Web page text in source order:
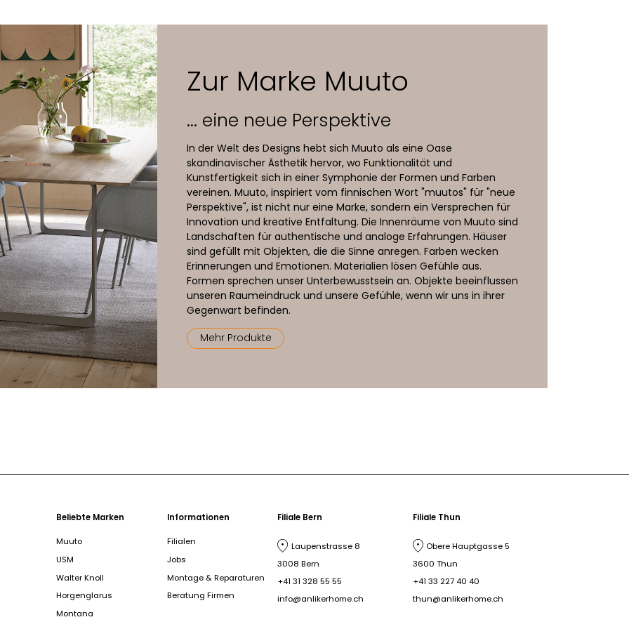
Anthracite Black, Grey oder Stained Dark Brown
Zur Marke Muuto
... eine neue Perspektive
In der Welt des Designs hebt sich Muuto als eine Oase
skandinavischer Ästhetik hervor, wo Funktionalität und
Kunstfertigkeit sich in einer Symphonie der Formen und Farben
vereinen. Muuto, inspiriert vom finnischen Wort "muutos" für "neue
Perspektive", ist nicht nur eine Marke, sondern ein Versprechen für
Innovation und kreative Entfaltung. Die Innenräume von Muuto sind
Landschaften für authentische und analoge Erfahrungen. Häuser
sind gefüllt mit Objekten, die die Sinne anregen. Farben wecken
Erinnerungen und Emotionen. Materialien lösen Gefühle aus.
Formen sprechen unser Unterbewusstsein an. Objekte beeinflussen
unseren Raumeindruck und unsere Gefühle, wenn wir uns in ihrer
Gegenwart befinden.
Mehr Produkte
Beliebte Marken
Muuto
USM
Walter Knoll
Horgenglarus
Montana
Informationen
Filialen
Jobs
Montage & Reparaturen
Beratung Firmen
Filiale Bern
Laupenstrasse 8
3008 Bern
+41 31 328 55 55
info@anlikerhome.ch
Filiale Thun
Obere Hauptgasse 5
3600 Thun
+41 33 227 40 40
thun@anlikerhome.ch